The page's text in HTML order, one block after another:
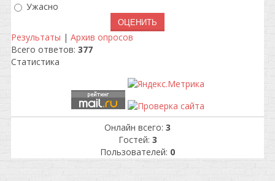
Ужасно
Результаты | Архив опросов
Всего ответов: 377
Статистика
Онлайн всего: 3
Гостей: 3
Пользователей: 0